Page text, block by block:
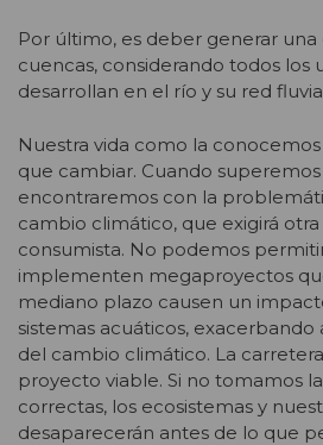
Por último, es deber generar
cuencas, considerando todos los
desarrollan en el río y su red
Nuestra vida como la
que cambiar. Cuando
encontraremos con la
cambio climático, que exigirá
consumista. No podemos
implementen megaproyectos
mediano plazo causen un
sistemas acuáticos,
del cambio climático. La
proyecto viable. Si no tomamos
correctas, los ecosistemas y
desaparecerán antes de lo que